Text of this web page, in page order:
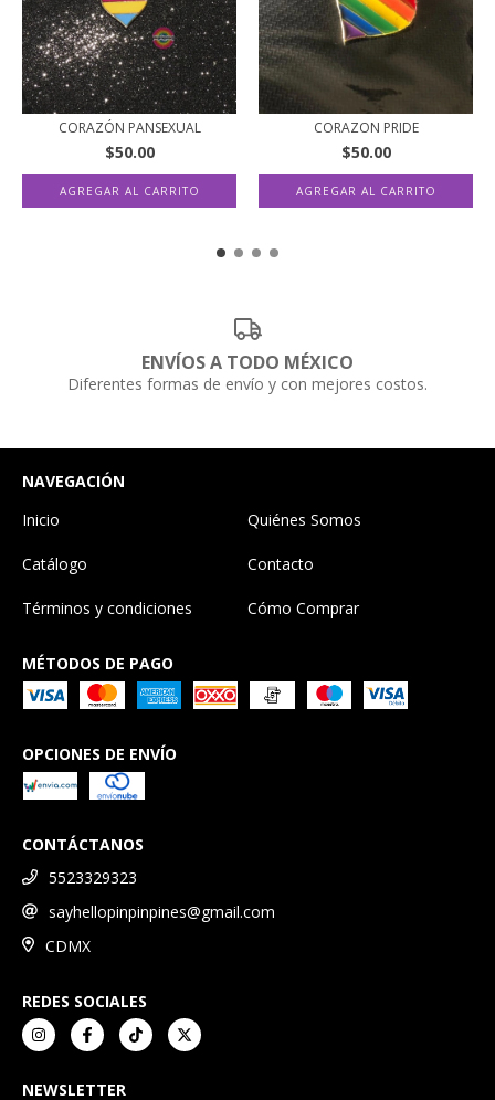
CORAZÓN PANSEXUAL
$50.00
CORAZON PRIDE
$50.00
ENVÍOS A TODO MÉXICO
Diferentes formas de envío y con mejores costos.
NAVEGACIÓN
Inicio
Quiénes Somos
Catálogo Contacto
Términos y condiciones Cómo Comprar
MÉTODOS DE PAGO
OPCIONES DE ENVÍO
CONTÁCTANOS
5523329323
sayhellopinpinpines@gmail.com
CDMX
REDES SOCIALES
NEWSLETTER